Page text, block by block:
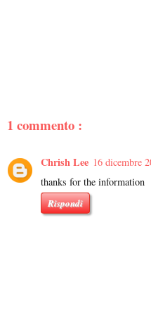
1 commento :
Chrish Lee 16 dicembre
thanks for the information
Rispondi